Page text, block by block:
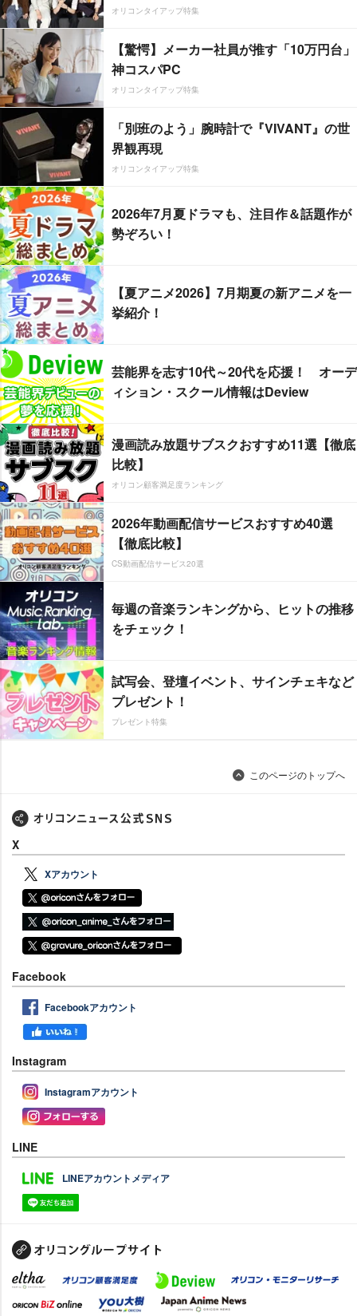
オリコンタイアップ特集
【驚愕】メーカー社員が推す「10万円台」
神コスパPC
オリコンタイアップ特集
「別班のよう」腕時計で『VIVANT』の世
界観再現
オリコンタイアップ特集
2026年7月夏ドラマも、注目作＆話題作が
勢ぞろい！
【夏アニメ2026】7月期夏の新アニメを一
挙紹介！
芸能界を志す10代～20代を応援！ オーデ
ィション・スクール情報はDeview
漫画読み放題サブスクおすすめ11選【徹底
比較】
オリコン顧客満足度ランキング
2026年動画配信サービスおすすめ40選
【徹底比較】
CS動画配信サービス20選
毎週の音楽ランキングから、ヒットの推移
をチェック！
試写会、登壇イベント、サインチェキなど
プレゼント！
プレゼント特集
このページのトップへ
X
Xアカウント
Facebook
Facebookアカウント
Instagram
Instagramアカウント
LINE
LINEアカウントメディア